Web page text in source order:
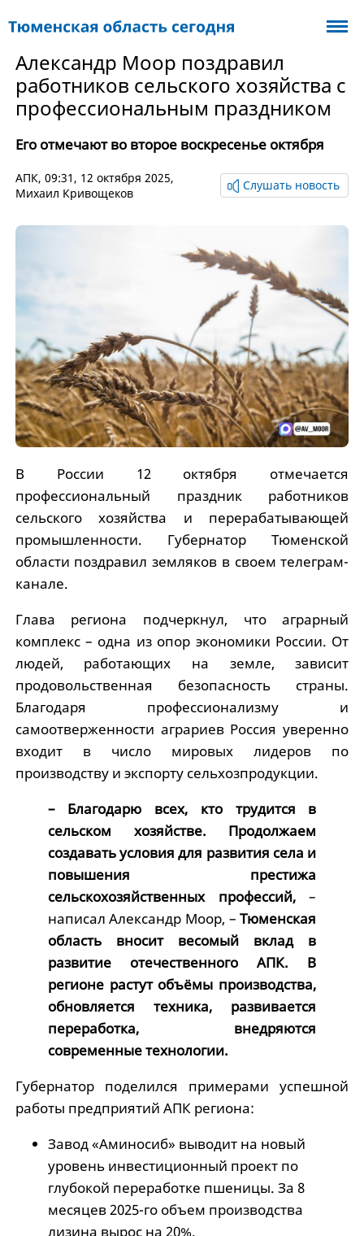
Александр Моор поздравил
работников сельского хозяйства с
профессиональным праздником
Его отмечают во второе воскресенье октября
АПК, 09:31, 12 октября 2025,
Михаил Кривощеков
Слушать новость
В России 12 октября отмечается
профессиональный праздник работников
сельского хозяйства и перерабатывающей
промышленности. Губернатор Тюменской
области поздравил земляков в своем телеграм-
канале.
Глава региона подчеркнул, что аграрный
комплекс – одна из опор экономики России. От
людей, работающих на земле, зависит
продовольственная безопасность страны.
Благодаря профессионализму и
самоотверженности аграриев Россия уверенно
входит в число мировых лидеров по
производству и экспорту сельхозпродукции.
– Благодарю всех, кто трудится в
сельском хозяйстве. Продолжаем
создавать условия для развития села и
повышения престижа
сельскохозяйственных профессий,–
написал Александр Моор, –Тюменская
область вносит весомый вклад в
развитие отечественного АПК. В
регионе растут объёмы производства,
обновляется техника, развивается
переработка, внедряются
современные технологии.
Губернатор поделился примерами успешной
работы предприятий АПК региона:
Завод «Аминосиб» выводит на новый
уровень инвестиционный проект по
глубокой переработке пшеницы. За 8
месяцев 2025-го объем производства
лизина вырос на 20%.